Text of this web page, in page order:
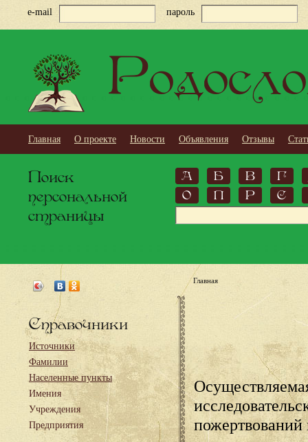
e-mail пароль
Главная О проекте Новости Объявления Отзывы
Поиск
персональной
страницы
А Б В
Г
О
П Р С
Справочники
Источники
Фамилии
Населенные пункты
Имения
Учреждения
Предприятия
Главная
пожертвований